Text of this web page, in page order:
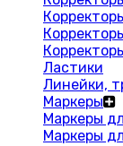
Ластики
Линейки,
Маркеры
Маркеры
Маркеры